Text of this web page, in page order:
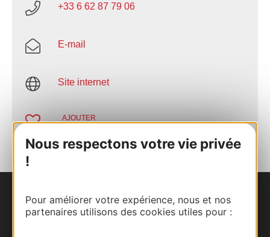
Nous respectons votre vie privée
!
Pour améliorer votre expérience, nous et nos
partenaires utilisons des cookies utiles pour :
+33 6 62 87 79 06
E-mail
Site internet
AJOUTER
AU CARNET
Nous contacter